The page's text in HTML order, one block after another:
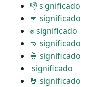
👎 significado
👊 significado
✊ significado
🤜 significado
🤞 significado
️ significado
🤘 significado